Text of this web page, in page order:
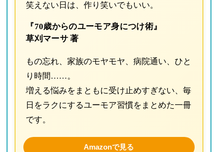
笑えない日は、作り笑いでもいい。
『70歳からのユーモア身につけ術』
草刈マーサ 著
もの忘れ、家族のモヤモヤ、病院通い、ひと
り時間……。
増える悩みをまともに受け止めすぎない、毎
日をラクにするユーモア習慣をまとめた一冊
です。
Amazonで見る